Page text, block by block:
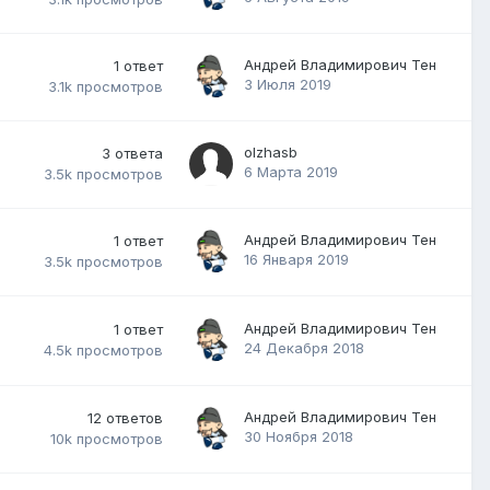
1 ответ
3.1k просмотров
Андрей Владимирович Тен
3 Июля 2019
3 ответа
3.5k просмотров
olzhasb
6 Марта 2019
1 ответ
3.5k просмотров
Андрей Владимирович Тен
16 Января 2019
1 ответ
4.5k просмотров
Андрей Владимирович Тен
24 Декабря 2018
12 ответов
10k просмотров
Андрей Владимирович Тен
30 Ноября 2018